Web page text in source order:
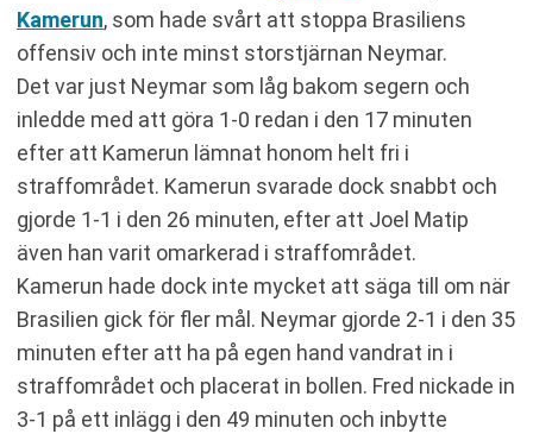
Kamerun, som hade svårt att stoppa Brasiliens
offensiv och inte minst storstjärnan Neymar.
Det var just Neymar som låg bakom segern och
inledde med att göra 1-0 redan i den 17 minuten
efter att Kamerun lämnat honom helt fri i
straffområdet. Kamerun svarade dock snabbt och
gjorde 1-1 i den 26 minuten, efter att Joel Matip
även han varit omarkerad i straffområdet.
Kamerun hade dock inte mycket att säga till om när
Brasilien gick för fler mål. Neymar gjorde 2-1 i den 35
minuten efter att ha på egen hand vandrat in i
straffområdet och placerat in bollen. Fred nickade in
3-1 på ett inlägg i den 49 minuten och inbytte